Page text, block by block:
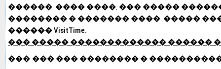
������. ���� ����, ��� �����
�������� � ������� ����. �����
������ VisitTime.
��� ����� ������������� ������
���-��� ��� �������� �